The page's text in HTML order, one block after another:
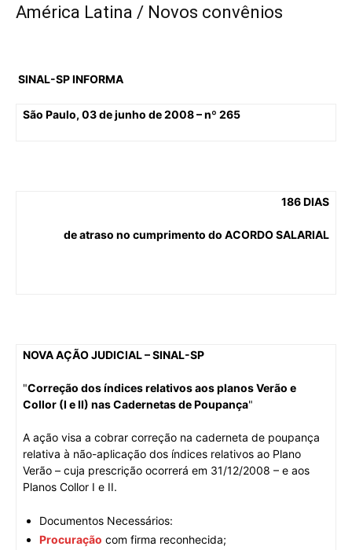
América Latina / Novos convênios
SINAL-SPINFORMA
São Paulo, 03 de junho de 2008 – nº 265
186 DIAS
de atraso no cumprimento do ACORDO SALARIAL
NOVA AÇÃO JUDICIAL – SINAL-SP
"Correção dos índices relativos aos planos Verão e
Collor (I e II) nas Cadernetas de Poupança"
A ação visa a cobrar correção na caderneta de poupança
relativa à não-aplicação dos índices relativos ao Plano
Verão – cuja prescrição ocorrerá em 31/12/2008 – e aos
Planos Collor I e II.
Documentos Necessários:
Procuração com firma reconhecida;